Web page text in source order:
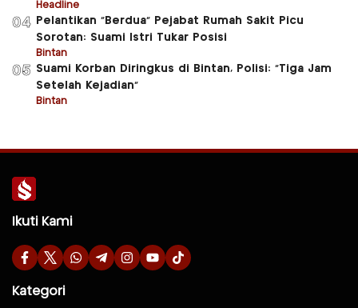
Headline
04
Pelantikan “Berdua” Pejabat Rumah Sakit Picu
Sorotan: Suami Istri Tukar Posisi
Bintan
05 Suami Korban Diringkus di Bintan, Polisi: “Tiga Jam
Setelah Kejadian”
Bintan
Ikuti Kami
Kategori